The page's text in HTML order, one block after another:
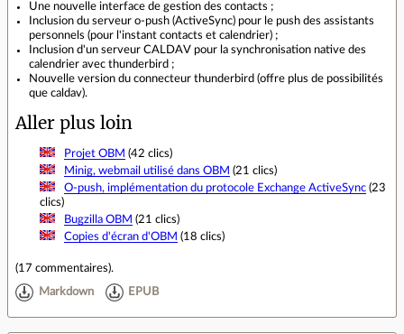
Une nouvelle interface de gestion des contacts ;
Inclusion du serveur o-push (ActiveSync) pour le push des assistants
personnels (pour l'instant contacts et calendrier) ;
Inclusion d'un serveur CALDAV pour la synchronisation native des
calendrier avec thunderbird ;
Nouvelle version du connecteur thunderbird (offre plus de possibilités
que caldav).
Aller plus loin
Projet OBM (42 clics)
Minig, webmail utilisé dans OBM (21 clics)
O-push, implémentation du protocole Exchange ActiveSync(23
clics)
Bugzilla OBM (21 clics)
Copies d'écran d'OBM (18 clics)
(17 commentaires).
Markdown EPUB